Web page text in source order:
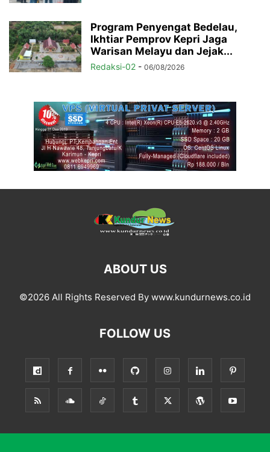
Program Penyengat Bedelau,
Ikhtiar Pemprov Kepri Jaga
Warisan Melayu dan Jejak...
Redaksi-02 - 06/08/2026
ABOUT US
©2026 All Rights Reserved By www.kundurnews.co.id
FOLLOW US